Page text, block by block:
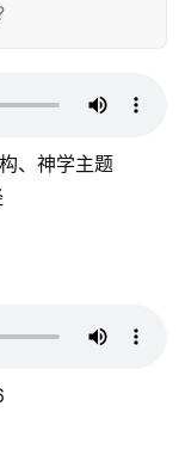
、神学主题